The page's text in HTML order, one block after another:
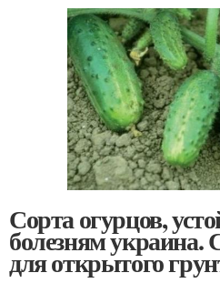
Сорта огурцов,
болезням украина.
для открытого